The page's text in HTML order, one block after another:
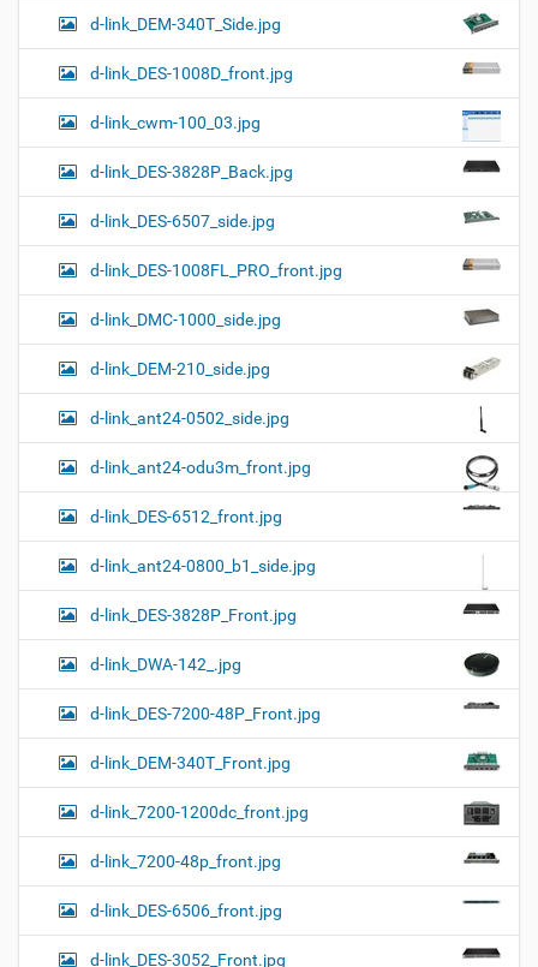
d-link_DEM-340T_Side.jpg
d-link_DES-1008D_front.jpg
d-link_cwm-100_03.jpg
d-link_DES-3828P_Back.jpg
d-link_DES-6507_side.jpg
d-link_DES-1008FL_PRO_front.jpg
d-link_DMC-1000_side.jpg
d-link_DEM-210_side.jpg
d-link_ant24-0502_side.jpg
d-link_ant24-odu3m_front.jpg
d-link_DES-6512_front.jpg
d-link_ant24-0800_b1_side.jpg
d-link_DES-3828P_Front.jpg
d-link_DWA-142_.jpg
d-link_DES-7200-48P_Front.jpg
d-link_DEM-340T_Front.jpg
d-link_7200-1200dc_front.jpg
d-link_7200-48p_front.jpg
d-link_DES-6506_front.jpg
d-link_DES-3052_Front.jpg